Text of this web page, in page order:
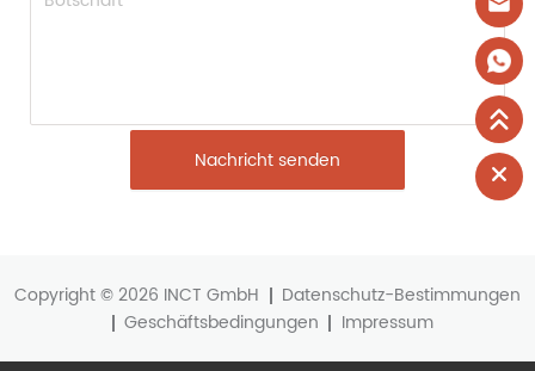
Nachricht senden
Copyright © 2026 INCT GmbH
Datenschutz-Bestimmungen
Geschäftsbedingungen
Impressum